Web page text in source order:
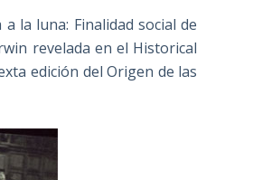
la luna: Finalidad social de
revelada en el Historical
edición del Origen de las